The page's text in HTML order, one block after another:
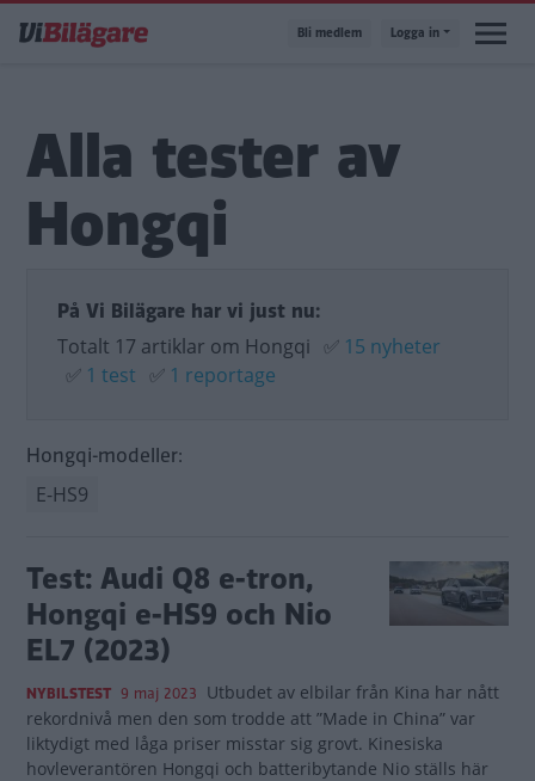
till
Bli medlem Logga in
Alla tester av
Hongqi
På Vi Bilägare har vi just nu:
Totalt 17 artiklar om Hongqi ✅ 15 nyheter
✅ 1 test ✅ 1 reportage
Hongqi-modeller:
E-HS9
Test: Audi Q8 e-tron,
Hongqi e-HS9 och Nio
EL7 (2023)
NYBILSTEST 9 maj 2023 Utbudet av elbilar från Kina har nått
rekordnivå men den som trodde att ”Made in China” var
liktydigt med låga priser misstar sig grovt. Kinesiska
hovleverantören Hongqi och batteribytande Nio ställs här